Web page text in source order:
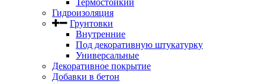
Гидроизоляция
Грунтовки
Внутренние
Под декоративную штукатурку
Универсальные
Декоративное покрытие
Добавки в бетон